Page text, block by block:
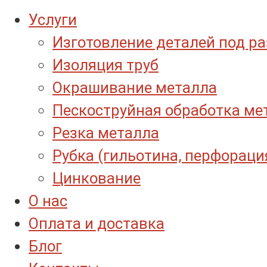
Услуги
Изготовление деталей под
Изоляция труб
Окрашивание металла
Пескоструйная обработка
Резка металла
Рубка (гильотина,
Цинкование
О нас
Оплата и доставка
Блог